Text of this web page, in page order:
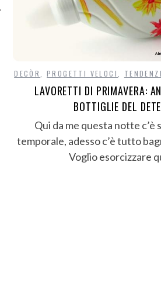
DECÒR PROGETTI VELOCI
LAVORETTI DI PRIMAVERA:
BOTTIGLIE DEL
Qui da me questa notte c’è
temporale, adesso c’è tutto
Voglio esorcizzare